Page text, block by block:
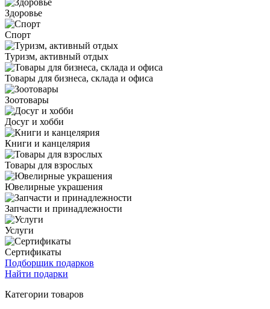
Здоровье
Спорт
Туризм, активный отдых
Товары для бизнеса, склада и офиса
Зоотовары
Досуг и хобби
Книги и канцелярия
Товары для взрослых
Ювелирные украшения
Запчасти и принадлежности
Услуги
Сертификаты
Подборщик подарков
Найти подарки
Категории товаров